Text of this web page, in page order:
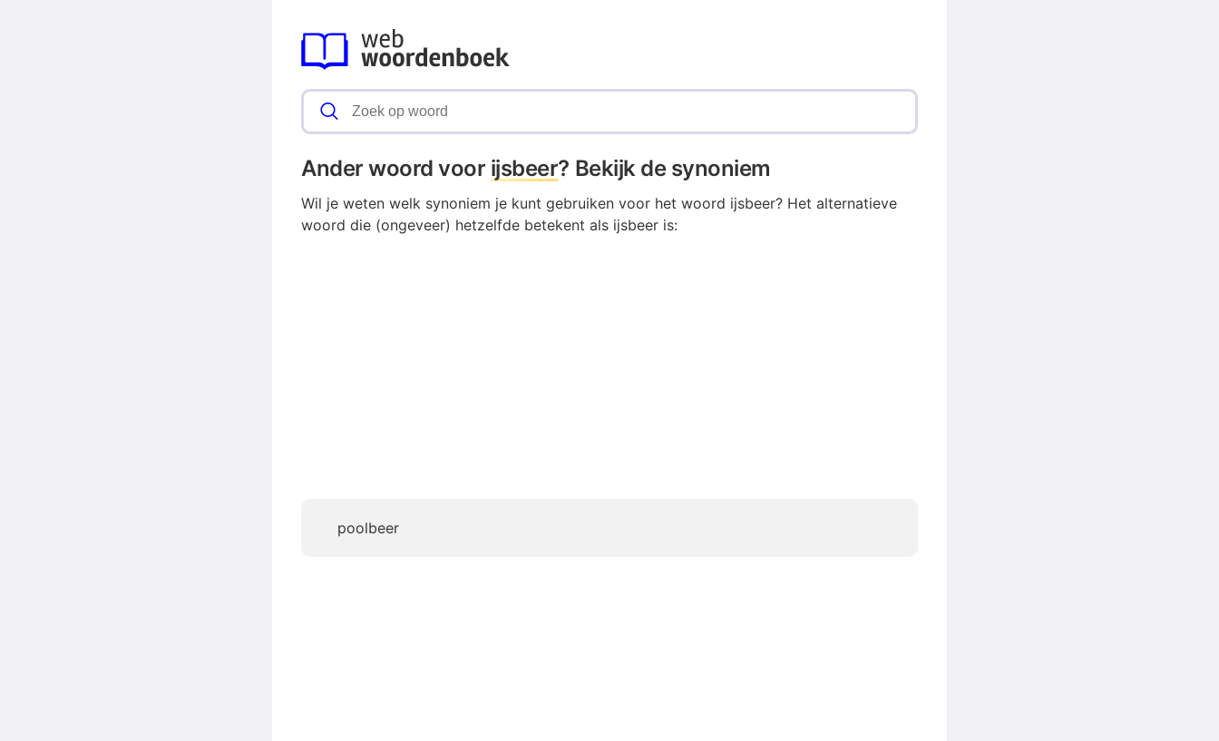
Ander woord voor ijsbeer? Bekijk de synoniem
Wil je weten welk synoniem je kunt gebruiken voor het woord ijsbeer? Het alternatieve
woord die (ongeveer) hetzelfde betekent als ijsbeer is:
poolbeer